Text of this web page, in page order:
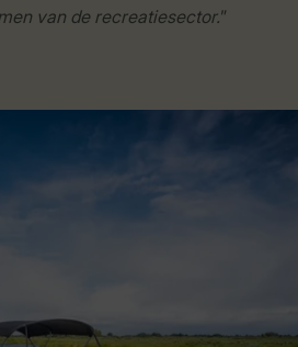
van de recreatiesector.”